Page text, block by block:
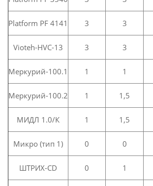
Platform PF 4141 3 3
Vioteh-HVC-13 3 3
Меркурий-100.1 1 1
Меркурий-100.2 1 1,5
МИДЛ 1.0/К 1 1,5
Микро (тип 1) 0 0
ШТРИХ-CD 0 1